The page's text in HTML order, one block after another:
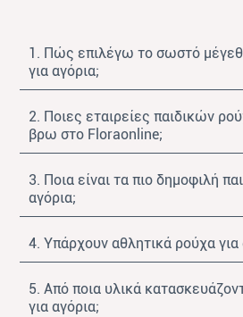
1. Πώς επιλέγω το σωστό
για αγόρια;
2. Ποιες εταιρείες παιδικών
βρω στο Floraonline;
3. Ποια είναι τα πιο δημοφιλή
αγόρια;
4. Υπάρχουν αθλητικά ρούχα για
5. Από ποια υλικά
για αγόρια;